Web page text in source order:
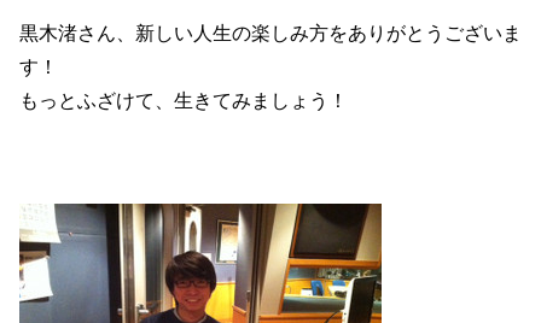
黒木渚さん、新しい人生の楽しみ方をありがとうございま
す！
もっとふざけて、生きてみましょう！